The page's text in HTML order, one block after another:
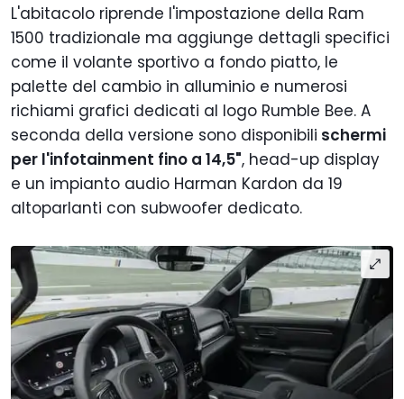
L'abitacolo riprende l'impostazione della Ram
1500 tradizionale ma aggiunge dettagli specifici
come il volante sportivo a fondo piatto, le
palette del cambio in alluminio e numerosi
richiami grafici dedicati al logo Rumble Bee. A
seconda della versione sono disponibili schermi
per l'infotainment fino a 14,5", head-up display
e un impianto audio Harman Kardon da 19
altoparlanti con subwoofer dedicato.